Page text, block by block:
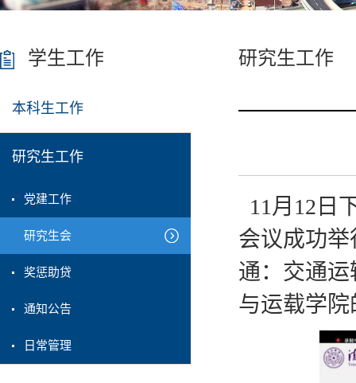
学生工作
本科生工作
研究生工作
党建工作
研究生会
奖惩助贷
通知公告
日常管理
研究生工作
11月12日
会议成功
通：交通
与运载学